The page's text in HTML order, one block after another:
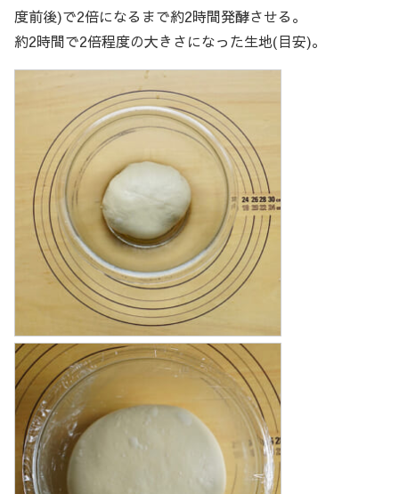
度前後)で2倍になるまで約2時間発酵させる。
約2時間で2倍程度の大きさになった生地(目安)。